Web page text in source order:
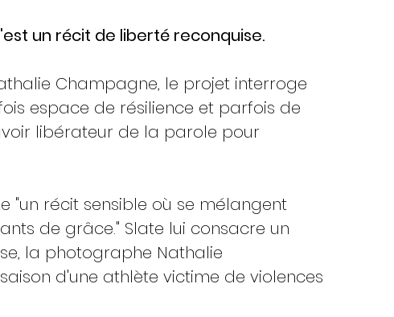
un récit de liberté reconquise.
Champagne, le projet interroge
espace de résilience et parfois de
libérateur de la parole pour
"un récit sensible où se mélangent
de grâce." Slate lui consacre un
la photographe Nathalie
d'une athlète victime de violences